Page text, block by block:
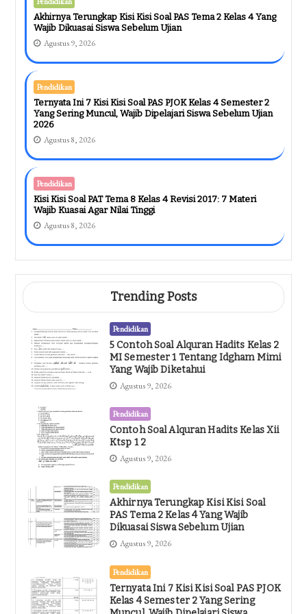
Akhirnya Terungkap Kisi Kisi Soal PAS Tema 2 Kelas 4 Yang
Wajib Dikuasai Siswa Sebelum Ujian
Agustus 9, 2026
Pendidikan
Ternyata Ini 7 Kisi Kisi Soal PAS PJOK Kelas 4 Semester 2
Yang Sering Muncul, Wajib Dipelajari Siswa Sebelum Ujian
2026
Agustus 8, 2026
Pendidikan
Kisi Kisi Soal PAT Tema 8 Kelas 4 Revisi 2017: 7 Materi
Wajib Kuasai Agar Nilai Tinggi
Agustus 8, 2026
Trending Posts
Pendidikan
5 Contoh Soal Alquran Hadits Kelas 2
MI Semester 1 Tentang Idgham Mimi
Yang Wajib Diketahui
Agustus 9, 2026
Pendidikan
Contoh Soal Alquran Hadits Kelas Xii
Ktsp 1 2
Agustus 9, 2026
Pendidikan
Akhirnya Terungkap Kisi Kisi Soal
PAS Tema 2 Kelas 4 Yang Wajib
Dikuasai Siswa Sebelum Ujian
Agustus 9, 2026
Pendidikan
Ternyata Ini 7 Kisi Kisi Soal PAS PJOK
Kelas 4 Semester 2 Yang Sering